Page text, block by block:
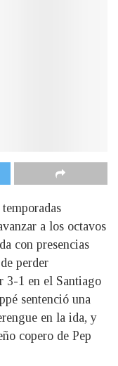
a los octavos
con presencias
perder
3-1 en el Santiago
sentenció una
en la ida, y
copero de Pep